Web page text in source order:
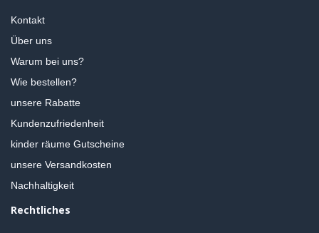
Kontakt
Über uns
Warum bei uns?
Wie bestellen?
unsere Rabatte
Kundenzufriedenheit
kinder räume Gutscheine
unsere Versandkosten
Nachhaltigkeit
Rechtliches